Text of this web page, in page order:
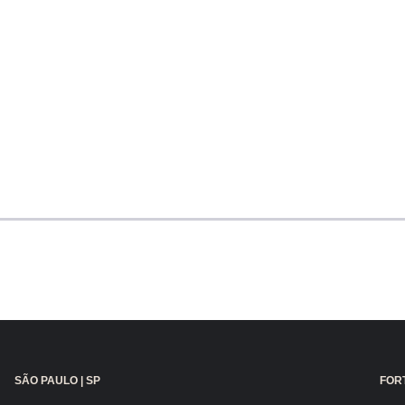
SÃO PAULO | SP